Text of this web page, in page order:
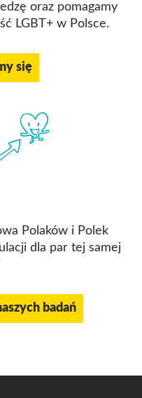
oraz pomagamy
LGBT+ w Polsce.
się
Polaków i Polek
dla par tej samej
badań